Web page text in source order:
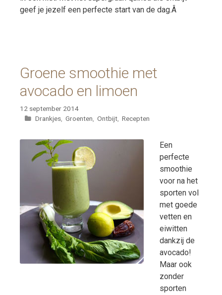
geef je jezelf een perfecte start van de dag.Â
Groene smoothie met
avocado en limoen
12 september 2014
Categorieën
Drankjes Groenten Ontbijt Recepten
Een
perfecte
smoothie
voor na het
sporten vol
met goede
vetten en
eiwitten
dankzij de
avocado!
Maar ook
zonder
sporten